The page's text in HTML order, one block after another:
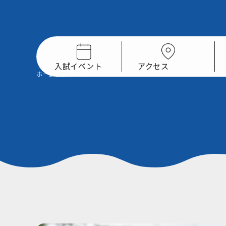
入試イベント アクセス
ホーム